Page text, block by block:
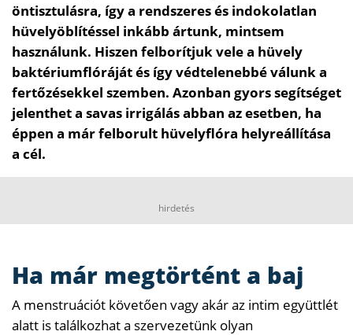
öntisztulásra, így a rendszeres és indokolatlan
hüvelyöblítéssel inkább ártunk, mintsem
használunk. Hiszen felborítjuk vele a hüvely
baktériumflóráját és így védtelenebbé válunk a
fertőzésekkel szemben. Azonban gyors segítséget
jelenthet a savas irrigálás abban az esetben, ha
éppen a már felborult hüvelyflóra helyreállítása
a cél.
hirdetés
Ha már megtörtént a baj
A menstruációt követően vagy akár az intim együttlét
alatt is találkozhat a szervezetünk olyan